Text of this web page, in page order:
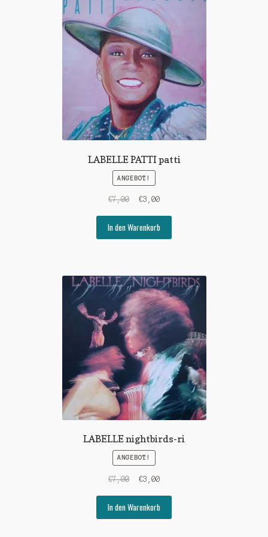
LABELLE PATTI patti
ANGEBOT!
€7,00
Ursprünglicher
war:
€7,00
€3,00Aktueller
ist:
€3,00.
In den Warenkorb
LABELLE nightbirds-ri
ANGEBOT!
€7,00
Ursprünglicher
war:
€7,00
€3,00Aktueller
ist:
€3,00.
In den Warenkorb